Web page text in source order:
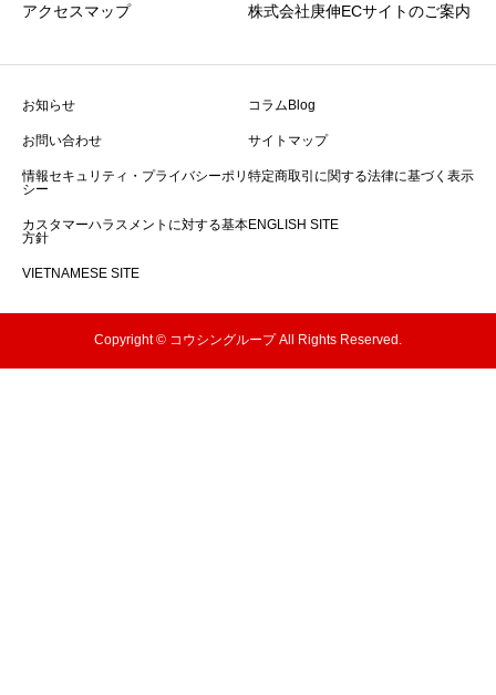
アクセスマップ
株式会社庚伸ECサイトのご案内
お知らせ コラムBlog
お問い合わせ サイトマップ
情報セキュリティ・プライバシーポリ
シー
特定商取引に関する法律に基づく表示
カスタマーハラスメントに対する基本
方針
ENGLISH SITE
VIETNAMESE SITE
Copyright © コウシングループ All Rights Reserved.